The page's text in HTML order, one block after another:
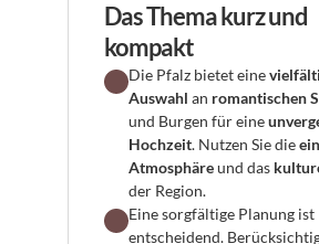
Das Thema kurz und
kompakt
Die Pfalz bietet eine
Auswahl an romantischen
und Burgen für eine
Hochzeit. Nutzen Sie die
Atmosphäre und das
der Region.
Eine sorgfältige Planung ist